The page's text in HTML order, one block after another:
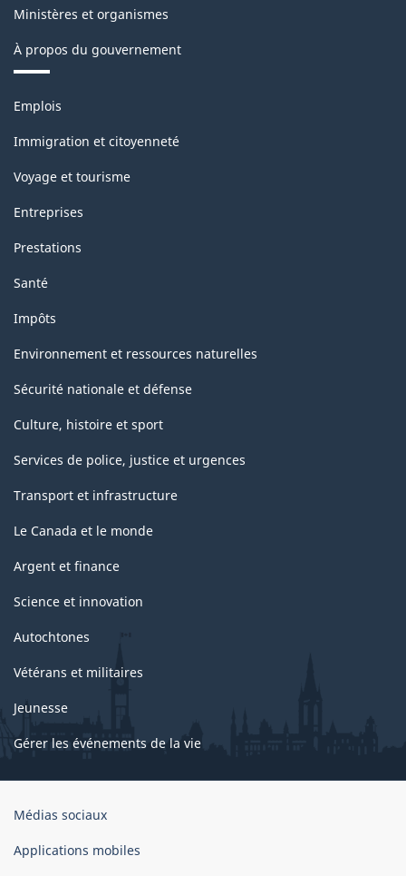
de
la
classification
Ministères et organismes
À propos du gouvernement
Thèmes
sujets
Emplois
Immigration et citoyenneté
Voyage et tourisme
Entreprises
Prestations
Santé
Impôts
Environnement et ressources naturelles
Sécurité nationale et défense
Culture, histoire et sport
Services de police, justice et urgences
Transport et infrastructure
Le Canada et le monde
Argent et finance
Science et innovation
Autochtones
Vétérans et militaires
Jeunesse
Gérer les événements de la vie
Organisation
gouvernement
Médias sociaux
Applications mobiles